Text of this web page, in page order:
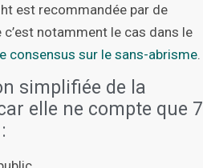
est recommandée par de
notamment le cas dans le
consensus sur le sans-abrisme.
simplifiée de la
elle ne compte que 7